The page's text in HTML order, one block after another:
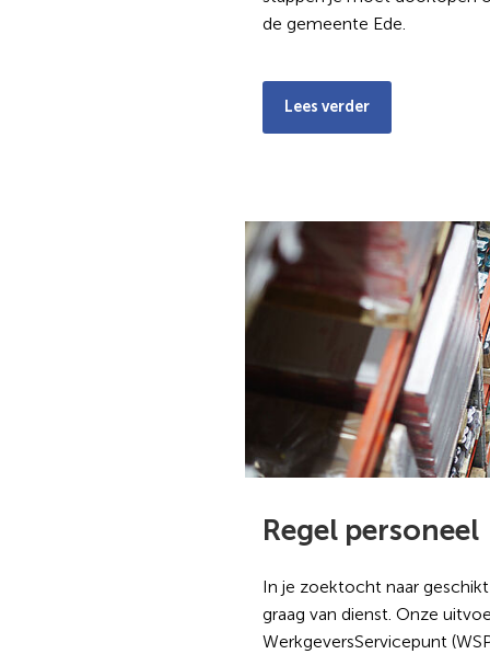
de gemeente Ede.
Lees verder
Regel personeel
In je zoektocht naar
graag van dienst. Onze
WerkgeversServicepunt